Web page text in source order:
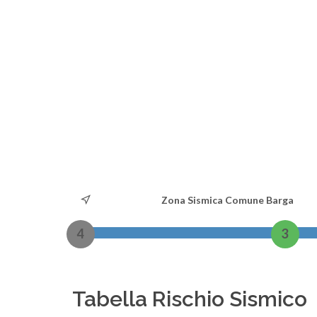
Zona Sismica Comune Barga
4 3
Tabella Rischio Sismico